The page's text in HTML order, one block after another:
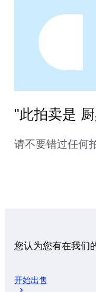
"此拍卖是
请不要错过任何
您认为您有在我们
开始出售